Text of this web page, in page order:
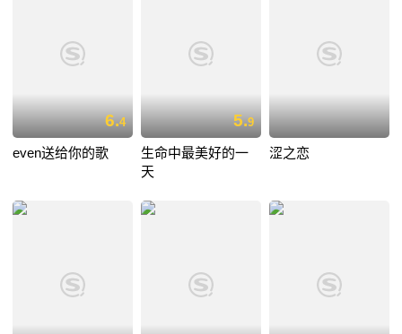
6.4
even送给你的歌
5.9
生命中最美好的一
天
涩之恋